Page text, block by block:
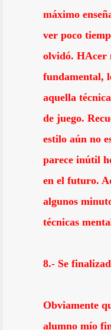
máximo
ver poco
olvidó. HAcer
fundamental,
aquella
de juego.
estilo aún no
parece inútil
en el futuro.
algunos
técnicas
8.- Se
Obviamente
alumno mío